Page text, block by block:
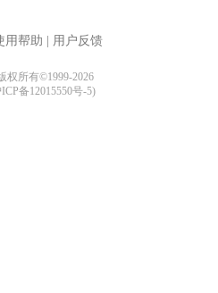
用帮助 用户反馈
权所有©1999-2026
备12015550号-5)